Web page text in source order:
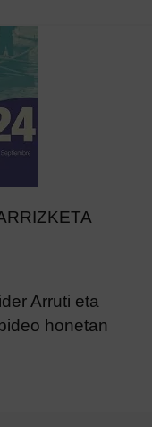
Arruti eta
honetan